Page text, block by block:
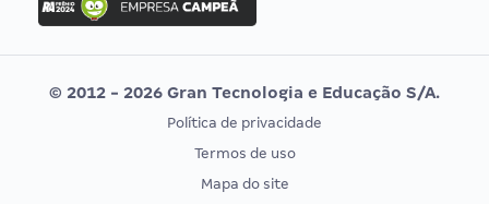
Concurso MPU
Editais publicados
Vunesp
CONCURSOS POR PROFISSÃO
EXAME DE ORDEM
© 2012 - 2026 Gran Tecnologia e Educação S/A.
Política de privacidade
Termos de uso
Mapa do site